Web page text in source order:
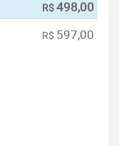
R$498,00
R$ 597,00